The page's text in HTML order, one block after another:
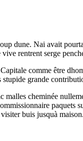
dune. Nai avait
rentrent serge
comme être
grande
malles cheminée
paquets
buis jusquà maison.